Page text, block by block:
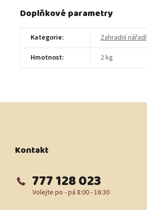
Doplňkové parametry
Kategorie:
Zahradní nářadí
Hmotnost: 2 kg
Z
Kontakt
777 128 023